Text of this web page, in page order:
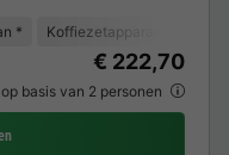
* Koffiezetapparaat
€ 222,70
basis van 2 personen